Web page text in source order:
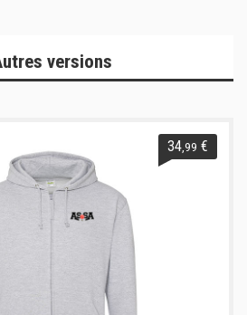
versions
34,99 €